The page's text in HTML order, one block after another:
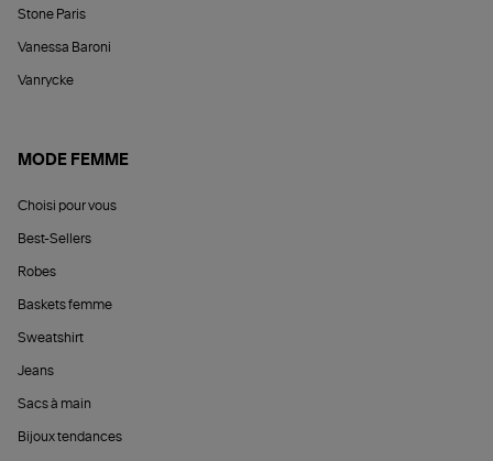
Stone Paris
Vanessa Baroni
Vanrycke
MODE FEMME
Choisi pour vous
Best-Sellers
Robes
Baskets femme
Sweatshirt
Jeans
Sacs à main
Bijoux tendances